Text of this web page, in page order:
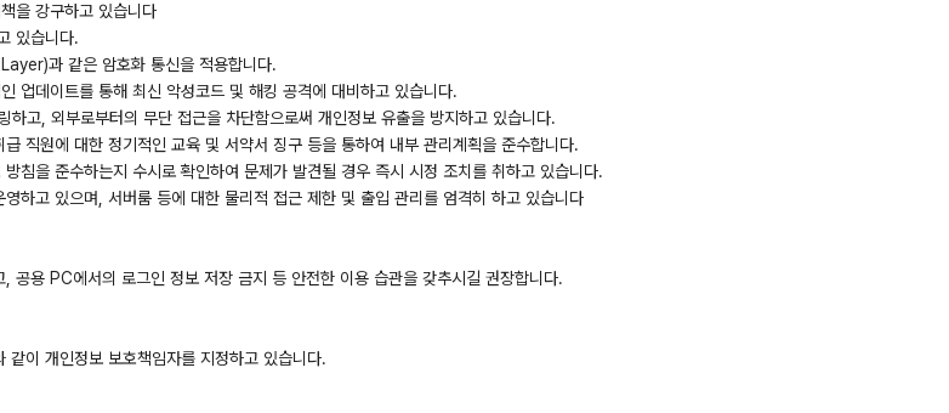
을 강구하고 있습니다
있습니다.
과 같은 암호화 통신을 적용합니다.
업데이트를 통해 최신 악성코드 및 해킹 공격에 대비하고 있습니다.
고, 외부로부터의 무단 접근을 차단함으로써 개인정보 유출을 방지하고 있습니다.
직원에 대한 정기적인 교육 및 서약서 징구 등을 통하여 내부 관리계획을 준수합니다.
침을 준수하는지 수시로 확인하여 문제가 발견될 경우 즉시 시정 조치를 취하고 있습니다.
하고 있으며, 서버룸 등에 대한 물리적 접근 제한 및 출입 관리를 엄격히 하고 있습니다
공용 PC에서의 로그인 정보 저장 금지 등 안전한 이용 습관을 갖추시길 권장합니다.
이 개인정보 보호책임자를 지정하고 있습니다.